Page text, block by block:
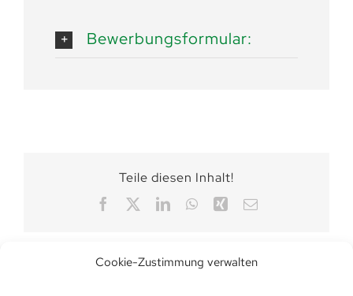
Cookie-Zustimmung verwalten
Bewerbungsformular:
Teile diesen Inhalt!
Facebook
X LinkedInWhatsApp
XingE-